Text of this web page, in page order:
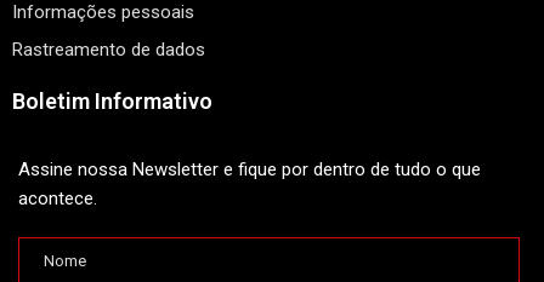
Informações pessoais
Rastreamento de dados
Boletim Informativo
Assine nossa Newsletter e fique por dentro de tudo o que
acontece.